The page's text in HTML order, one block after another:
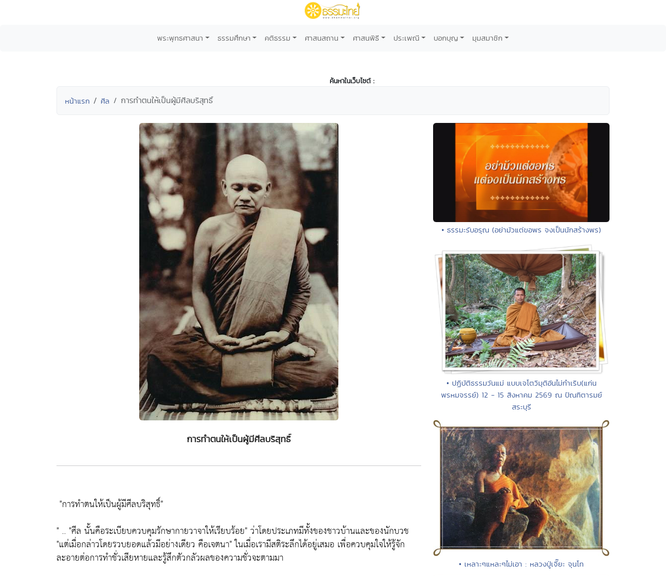
พระพุทธศาสนา ธรรมศึกษา คติธรรม ศาสนสถาน ศาสนพิธี ประเพณี บอกบุญ มุมสมาชิก
ค้นหาในเว็บไซต์ :
หน้าแรก ศีล การทำตนให้เป็นผู้มีศีลบริสุทธิ์
การทำตนให้เป็นผู้มีศีลบริสุทธิ์
"การทำตนให้เป็นผู้มีศีลบริสุทธิ์"
" .. "ศีล นั้นคือระเบียบควบคุมรักษากายวาจาให้เรียบร้อย"ว่าโดยประเภทมีทั้งของชาวบ้านและของนักบวช
"แต่เมื่อกล่าวโดยรวบยอดแล้วมีอย่างเดียว คือเจตนา"ในเมื่อเรามีสติระลึกได้อยู่เสมอ เพื่อควบคุมใจให้รู้จัก
ละอายต่อการทำชั่วเสียหายและรู้สึกตัวกลัวผลของความชั่วจะตามมา
• ธรรมะรับอรุณ (อย่ามัวแต่ขอพร จงเป็นนักสร้างพร)
• ปฏิบัติธรรมวันแม่ แบบเจโตวิมุติอันไม่กำเริบ(แก่น
พรหมจรรย์) 12 - 15 สิงหาคม 2569 ณ ปัณฑิตารมย์
สระบุรี
• เหลาะๆแหละๆไม่เอา : หลวงปู่เจี๊ยะ จุนโท